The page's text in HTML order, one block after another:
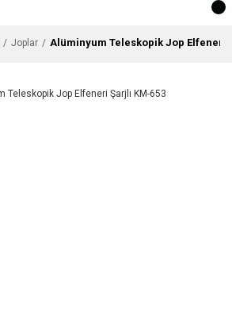
Joplar Alüminyum Teleskopik Jop Elfeneri